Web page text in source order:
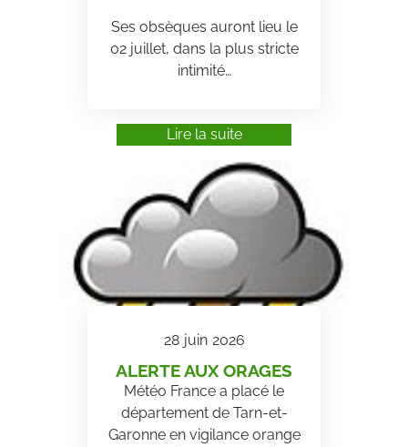
Ses obsèques auront lieu le
02 juillet, dans la plus stricte
intimité…
Lire la suite
28 juin 2026
ALERTE AUX ORAGES
Météo France a placé le
département de Tarn-et-
Garonne en vigilance orange